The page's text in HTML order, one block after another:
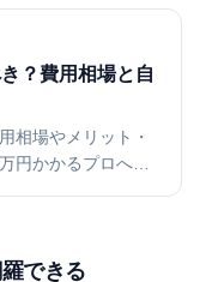
？費用相場と自
相場やメリット・
円かかるプロへの
できる